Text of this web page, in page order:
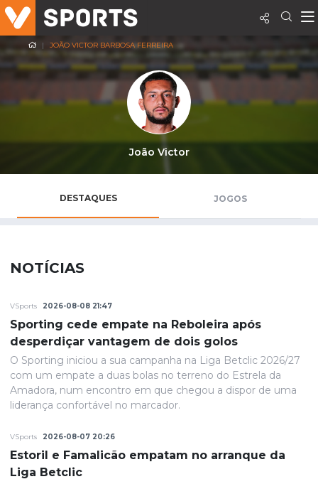
JOÃO VICTOR BARBOSA FERREIRA
João Victor
DESTAQUES JOGOS
NOTÍCIAS
VSports 2026-08-08 21:47
Sporting cede empate na Reboleira após
desperdiçar vantagem de dois golos
O Sporting iniciou a sua campanha na Liga Betclic 2026/27
com um empate a duas bolas no terreno do Estrela da
Amadora, num encontro em que chegou a dispor de uma
liderança confortável no marcador.
VSports 2026-08-07 20:26
Estoril e Famalicão empatam no arranque da
Liga Betclic